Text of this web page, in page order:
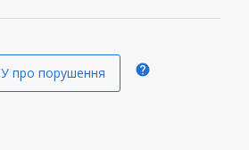
про порушення help